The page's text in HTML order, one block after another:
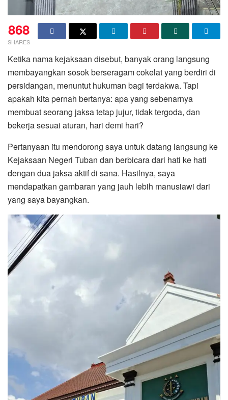
868
SHARES
Ketika nama kejaksaan disebut, banyak orang langsung
membayangkan sosok berseragam cokelat yang berdiri di
persidangan, menuntut hukuman bagi terdakwa. Tapi
apakah kita pernah bertanya: apa yang sebenarnya
membuat seorang jaksa tetap jujur, tidak tergoda, dan
bekerja sesuai aturan, hari demi hari?
Pertanyaan itu mendorong saya untuk datang langsung ke
Kejaksaan Negeri Tuban dan berbicara dari hati ke hati
dengan dua jaksa aktif di sana. Hasilnya, saya
mendapatkan gambaran yang jauh lebih manusiawi dari
yang saya bayangkan.